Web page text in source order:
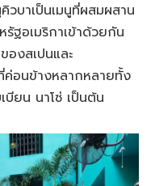
วบาเป็นเมนูที่ผสมผสาน
รัฐอเมริกาเข้าด้วยกัน
องสเปนและ
ค่อนข้างหลากหลายทั้ง
บียน นาโซ่ เป็นต้น